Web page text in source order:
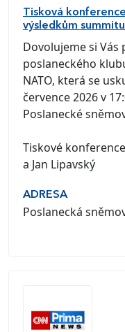
Tisková
výsledkům
Dovolujeme si
poslaneckého
NATO, která se
července 2026 v
Poslanecké
Tiskové
a Jan Lipavský
ADRESA
Poslanecká